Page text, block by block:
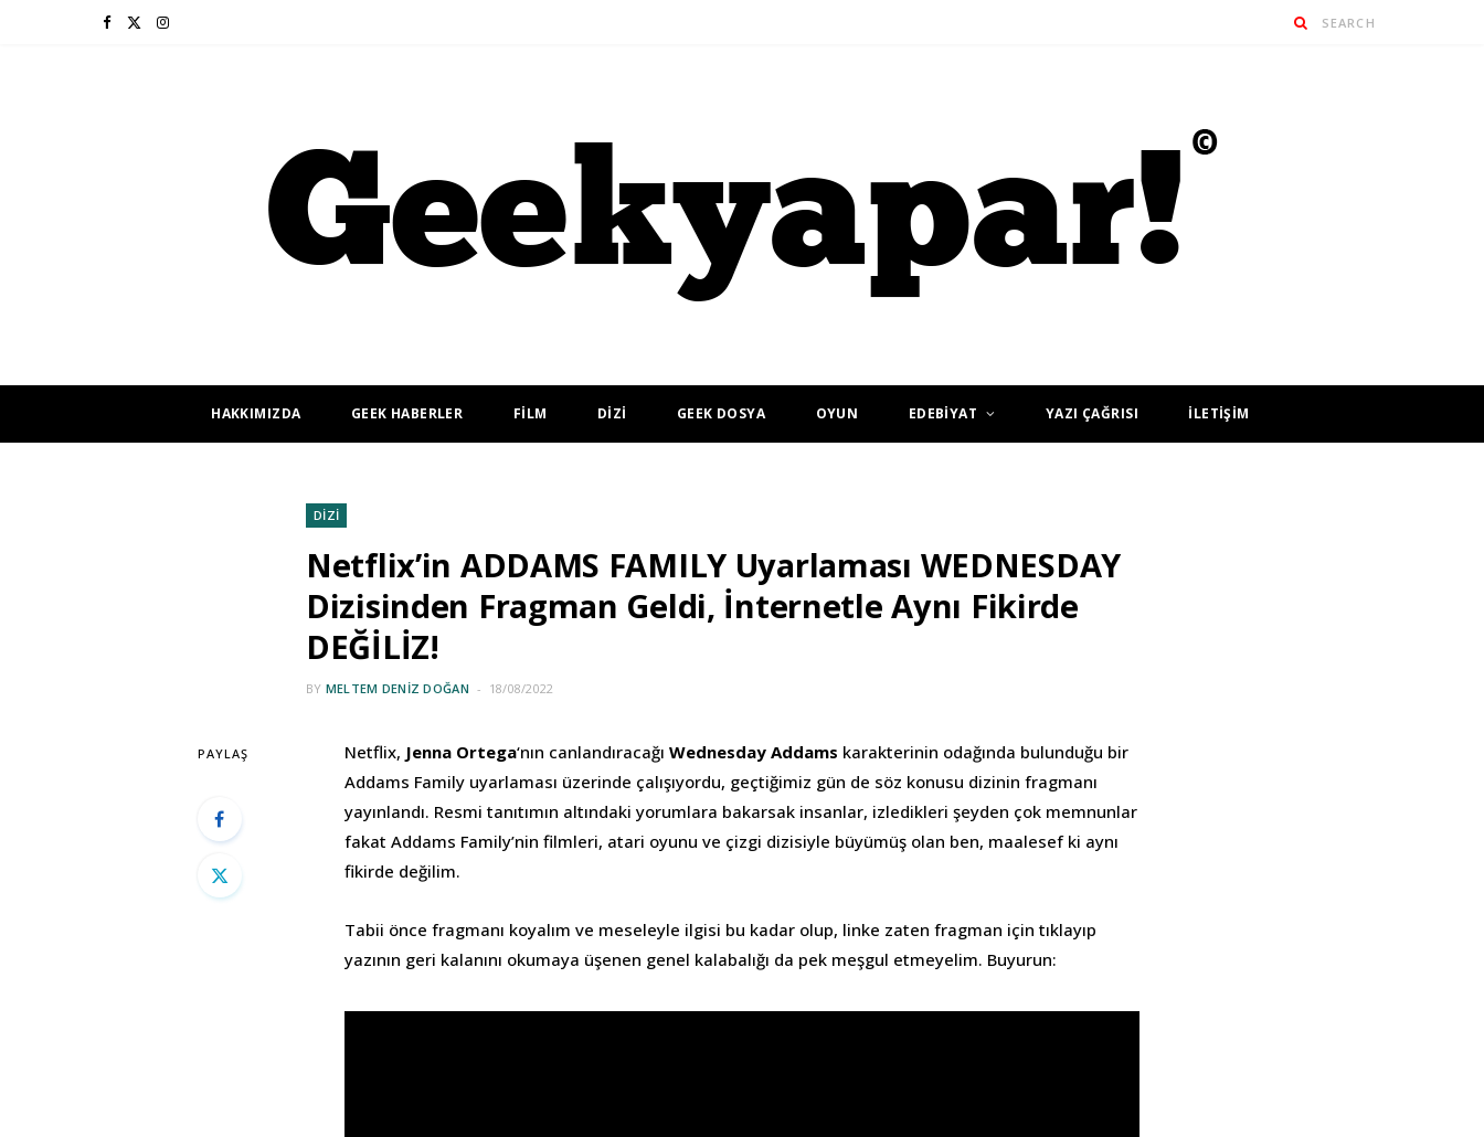
F I
HAKKIMIZDA GEEK HABERLER FİLM DİZİ GEEK DOSYA OYUN EDEBİYAT YAZI ÇAĞRISI İLETİŞİM
DİZİ
Netflix’in ADDAMS FAMILY Uyarlaması WEDNESDAY
Dizisinden Fragman Geldi, İnternetle Aynı Fikirde
DEĞİLİZ!
BY MELTEM DENIZ DOĞAN 18/08/2022
PAYLAŞ Netflix, Jenna Ortega‘nın canlandıracağı Wednesday Addams karakterinin odağında bulunduğu bir
Addams Family uyarlaması üzerinde çalışıyordu, geçtiğimiz gün de söz konusu dizinin fragmanı
yayınlandı. Resmi tanıtımın altındaki yorumlara bakarsak insanlar, izledikleri şeyden çok memnunlar
fakat Addams Family’nin filmleri, atari oyunu ve çizgi dizisiyle büyümüş olan ben, maalesef ki aynı
fikirde değilim.
Tabii önce fragmanı koyalım ve meseleyle ilgisi bu kadar olup, linke zaten fragman için tıklayıp
yazının geri kalanını okumaya üşenen genel kalabalığı da pek meşgul etmeyelim. Buyurun: